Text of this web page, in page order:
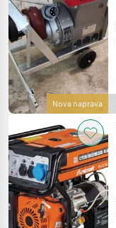
Nova naprava